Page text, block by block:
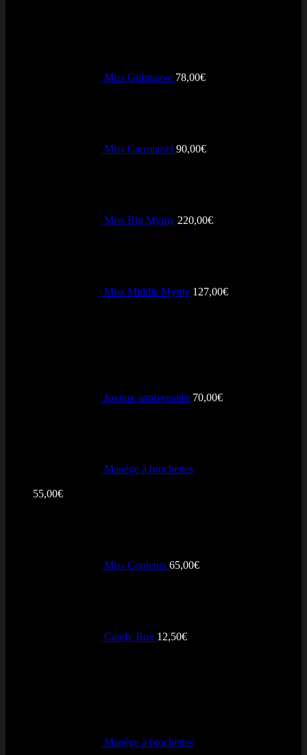
Miss Guimauve 78,00€
Miss Carroussel 90,00€
Miss Big Mymy 220,00€
Miss Middle Mymy 127,00€
Joyeux anniversaire 70,00€
Manège à brochettes
55,00€
Miss Couleurs 65,00€
Candy Box 12,50€
Manège à brochettes